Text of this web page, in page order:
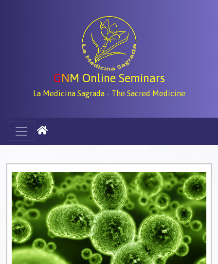
GNM Online Seminars
La Medicina Sagrada - The Sacred Medicine